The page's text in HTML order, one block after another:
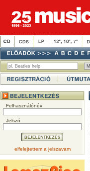
Felhasználónév
Jelszó
elfelejtettem a jelszavam